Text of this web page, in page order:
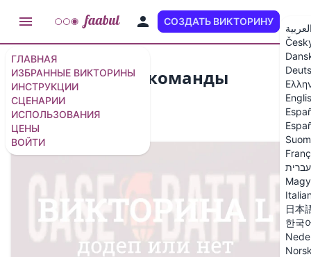
ГЛАВНАЯ
ИЗБРАННЫЕ ВИКТОРИНЫ
ИНСТРУКЦИИ
СЦЕНАРИИ
ИСПОЛЬЗОВАНИЯ
ЦЕНЫ
ВОЙТИ
СОЗДАТЬ ВИКТОРИНУ
עברית
日本
한국
Викторина для команды
продаж
10 вопросов